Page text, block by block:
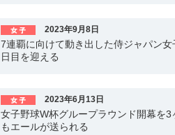
2023年9月8日
7連覇に向けて動き出した侍ジャパン
日目を迎える
2023年6月13日
女子野球W杯グループラウンド開幕を
もエールが送られる